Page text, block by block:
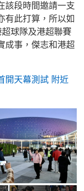
該段時間邀請一支
有此打算，所以如
球隊及港超聯賽
成事，傑志和港超
開天幕測試 附近